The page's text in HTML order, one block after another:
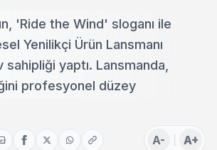
'Ride the Wind' sloganı ile
Yenilikçi Ürün Lansmanı
yaptı. Lansmanda,
profesyonel düzey
A- A+